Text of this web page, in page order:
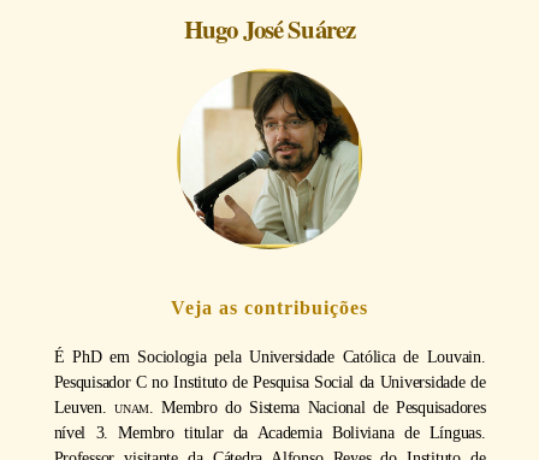
Hugo José Suárez
Veja as contribuições
É PhD em Sociologia pela Universidade Católica de Louvain.
Pesquisador C no Instituto de Pesquisa Social da Universidade de
Leuven.unam . Membro do Sistema Nacional de Pesquisadores
nível 3. Membro titular da Academia Boliviana de Línguas.